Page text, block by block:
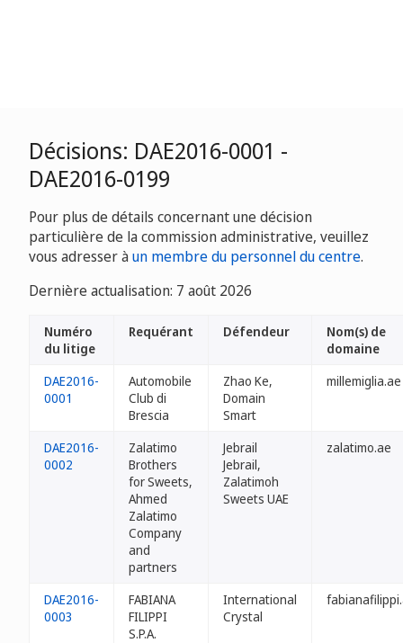
Décisions: DAE2016-0001 -
DAE2016-0199
Pour plus de détails concernant une décision
particulière de la commission administrative, veuillez
vous adresser àun membre du personnel du centre.
Dernière actualisation: 7 août 2026
Numéro
du litige
Requérant Défendeur
Nom(s) de
domaine
DAE2016-
0001
Automobile
Club di
Brescia
Zhao Ke,
Domain
Smart
millemiglia.ae
DAE2016-
0002
Zalatimo
Brothers
for Sweets,
Ahmed
Zalatimo
Company
and
partners
Jebrail
Jebrail,
Zalatimoh
Sweets UAE
zalatimo.ae
DAE2016-
0003
FABIANA
FILIPPI
S.P.A.
International
Crystal